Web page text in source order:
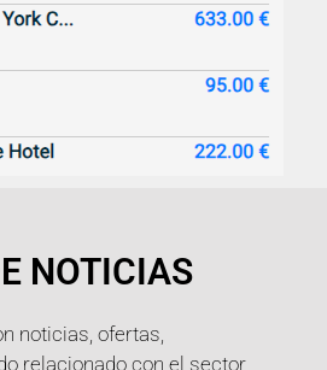
NOTICIAS
noticias, ofertas,
relacionado con el sector